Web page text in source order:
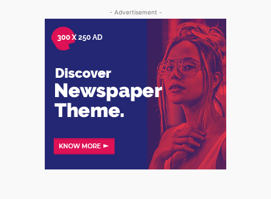
- Advertisement -